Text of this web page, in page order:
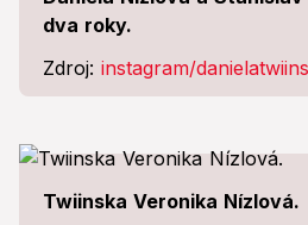
dva roky.
Zdroj: instagram/danielatwiins
Twiinska Veronika Nízlová.